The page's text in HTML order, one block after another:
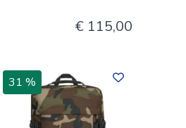
€ 115,00
31 %